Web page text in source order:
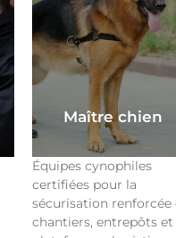
Maître chien
Équipes cynophiles
certifiées pour la
sécurisation renforcée
chantiers, entrepôts et